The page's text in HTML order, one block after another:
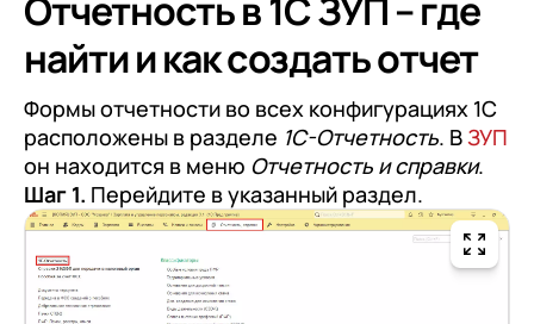
Отчетность в 1С ЗУП – где
найти и как создать отчет
Формы отчетности во всех конфигурациях 1С
расположены в разделе 1С-Отчетность. ВЗУП
он находится в меню Отчетность и справки.
Шаг 1. Перейдите в указанный раздел.
1С:Контрагент
1С-Отчетность
1С:Фреш
Доки 1С